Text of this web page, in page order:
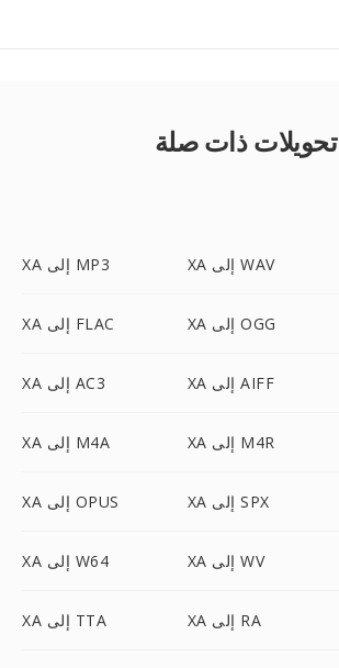
تحويلات ذات صلة
XA إلى MP3 XA إلى WAV
XA إلى FLAC XA إلى OGG
XA إلى AC3 XA إلى AIFF
XA إلى M4A XA إلى M4R
XA إلى OPUS XA إلى SPX
XA إلى W64 XA إلى WV
XA إلى TTA XA إلى RA